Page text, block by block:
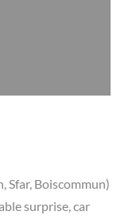
Sfar, Boiscommun)
surprise, car